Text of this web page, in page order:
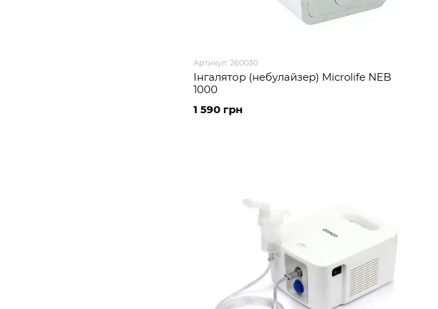
Артикул: 260030
Інгалятор (небулайзер) Microlife NEB
1000
1 590 грн